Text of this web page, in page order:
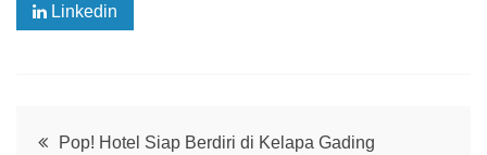
Linkedin
PostPop! Hotel Siap Berdiri di Kelapa Gading